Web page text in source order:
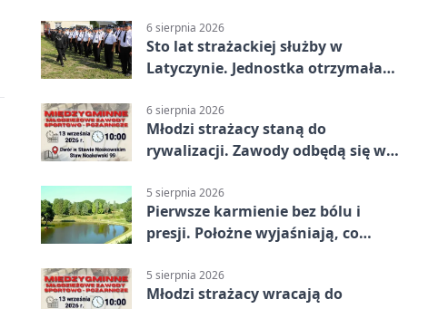
6 sierpnia 2026
Sto lat strażackiej służby w
Latyczynie. Jednostka otrzymała
6 sierpnia 2026
Młodzi strażacy staną do
rywalizacji. Zawody odbędą się w
5 sierpnia 2026
Pierwsze karmienie bez bólu i
presji. Położne wyjaśniają, co
5 sierpnia 2026
Młodzi strażacy wracają do